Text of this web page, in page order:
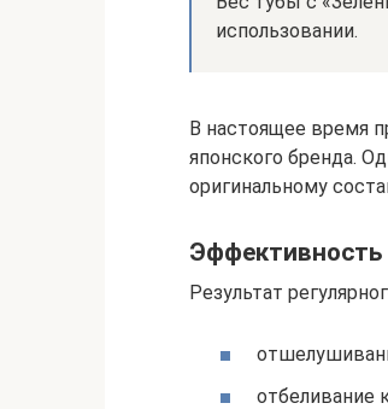
использовании.
В настоящее время
японского бренда.
оригинальному
Эффективность
Результат
отбеливание